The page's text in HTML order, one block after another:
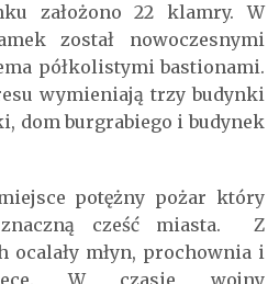
założono 22 klamry. W
został nowoczesnymi
półkolistymi bastionami.
wymieniają trzy budynki
dom burgrabiego i budynek
potężny pożar który
cześć miasta. Z
ocalały młyn, prochownia i
W czasie wojny